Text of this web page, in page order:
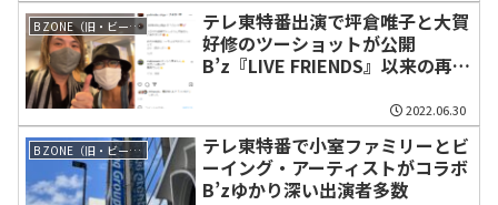
B ZONE（旧・ビーイング）
テレ東特番出演で坪倉唯子と大賀
好修のツーショットが公開
B’z『LIVE FRIENDS』以来の再会
2022.06.30
B ZONE（旧・ビーイング）
テレ東特番で小室ファミリーとビ
ーイング・アーティストがコラボ
B’zゆかり深い出演者多数